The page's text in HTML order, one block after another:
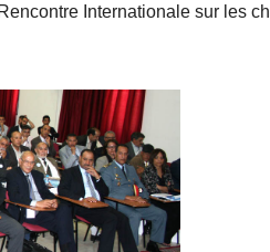
Internationale sur les